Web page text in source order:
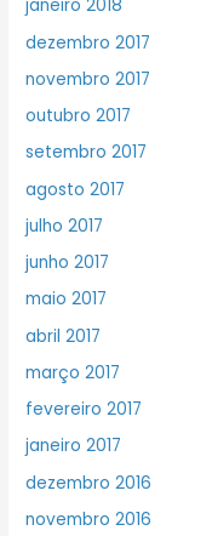
janeiro 2018
dezembro 2017
novembro 2017
outubro 2017
setembro 2017
agosto 2017
julho 2017
junho 2017
maio 2017
abril 2017
março 2017
fevereiro 2017
janeiro 2017
dezembro 2016
novembro 2016